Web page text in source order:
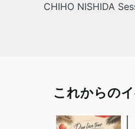
CHIHO NISHIDA
これからの